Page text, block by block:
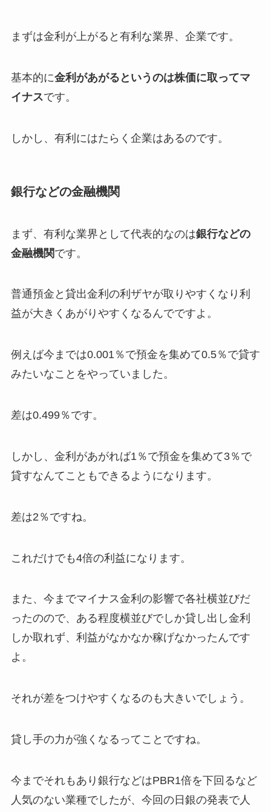
まずは金利が上がると有利な業界、企業です。
基本的に金利があがるというのは株価に取ってマ
イナスです。
しかし、有利にはたらく企業はあるのです。
銀行などの金融機関
まず、有利な業界として代表的なのは銀行などの
金融機関です。
普通預金と貸出金利の利ザヤが取りやすくなり利
益が大きくあがりやすくなるんでですよ。
例えば今までは0.001％で預金を集めて0.5％で貸す
みたいなことをやっていました。
差は0.499％です。
しかし、金利があがれば1％で預金を集めて3％で
貸すなんてこともできるようになります。
差は2％ですね。
これだけでも4倍の利益になります。
また、今までマイナス金利の影響で各社横並びだ
ったのので、ある程度横並びでしか貸し出し金利
しか取れず、利益がなかなか稼げなかったんです
よ。
それが差をつけやすくなるのも大きいでしょう。
貸し手の力が強くなるってことですね。
今までそれもあり銀行などはPBR1倍を下回るなど
人気のない業種でしたが、今回の日銀の発表で人